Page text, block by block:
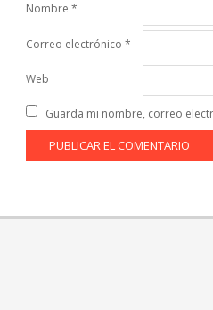
Nombre *
Correo electrónico *
Web
Guarda mi nombre, correo